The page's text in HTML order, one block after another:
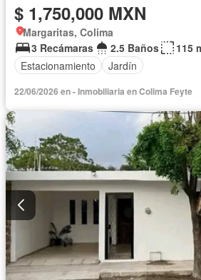
$ 1,750,000 MXN
Margaritas, Colima
3 Recámaras
2.5 Baños
115
Estacionamiento
Jardín
22/06/2026 en - Inmobiliaria en Colima Feyte